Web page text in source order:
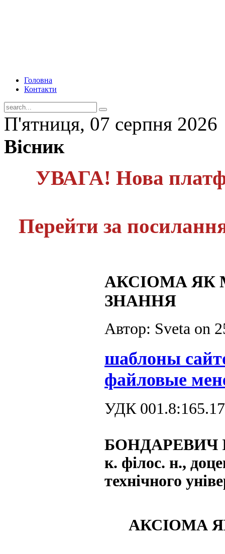
Головна
Контакти
П'ятниця, 07 серпня 2026
Вісник
УВАГА! Нова
Перейти за
АКСІОМА ЯК
ЗНАННЯ
Автор: Sveta on
шаблоны
файловые
УДК 001.8:165.17
БОНДАРЕВИЧ
к. філос. н.,
технічного
АКСІОМА